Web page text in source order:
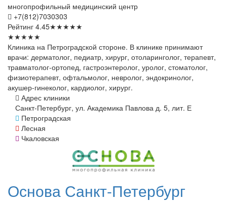
многопрофильный медицинский центр
+7(812)7030303
Рейтинг 4.45★★★★★
★★★★★
Клиника на Петроградской стороне. В клинике принимают
врачи: дерматолог, педиатр, хирург, отоларинголог, терапевт,
травматолог-ортопед, гастроэнтеролог, уролог, стоматолог,
физиотерапевт, офтальмолог, невролог, эндокринолог,
акушер-гинеколог, кардиолог, хирург.
Адрес клиники
Санкт-Петербург, ул. Академика Павлова д. 5, лит. Е
Петроградская
Лесная
Чкаловская
Основа Санкт-Петербург